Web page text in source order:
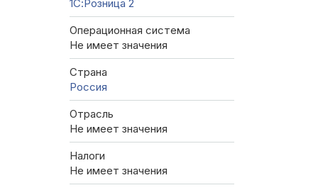
1С:Розница 2
Операционная система
Не имеет значения
Страна
Россия
Отрасль
Не имеет значения
Налоги
Не имеет значения